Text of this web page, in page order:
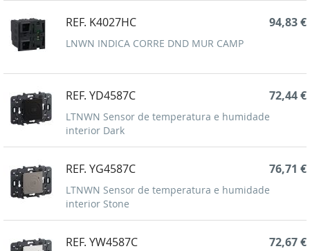
REF. K4027HC
LNWN INDICA CORRE DND MUR CAMP
94,83 €
REF. YD4587C
LTNWN Sensor de temperatura e humidade
interior Dark
72,44 €
REF. YG4587C
LTNWN Sensor de temperatura e humidade
interior Stone
76,71 €
REF. YW4587C 72,67 €